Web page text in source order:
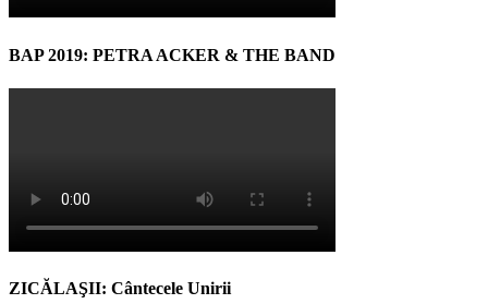
BAP 2019: PETRA ACKER & THE BAND
ZICĂLAŞII: Cântecele Unirii